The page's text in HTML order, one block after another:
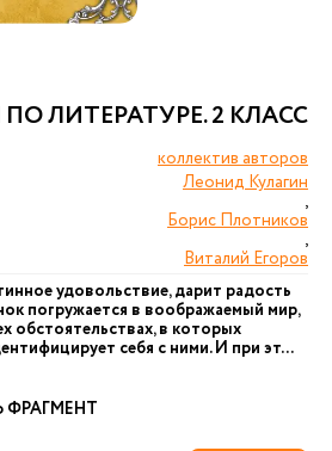
ЛИТЕРАТУРЕ. 2 КЛАСС
коллектив авторов
Леонид Кулагин
,
Борис Плотников
,
Виталий Егоров
удовольствие, дарит радость
погружается в воображаемый мир,
обстоятельствах, в которых
себя с ними. И при эт...